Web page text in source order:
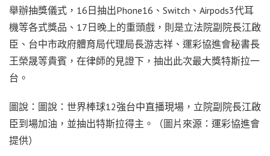
舉辦抽獎儀式，16日抽出Phone16、Switch、Airpods3代耳
機等各式獎品、17日晚上的重頭戲，則是立法院副院長江啟
臣、台中市政府體育局代理局長游志祥、運彩協進會秘書長
王榮晟等貴賓，在律師的見證下，抽出此次最大獎特斯拉一
台。
圖說：圖說：世界棒球12強台中直播現場，立院副院長江啟
臣到場加油，並抽出特斯拉得主。（圖片來源：運彩協進會
提供）